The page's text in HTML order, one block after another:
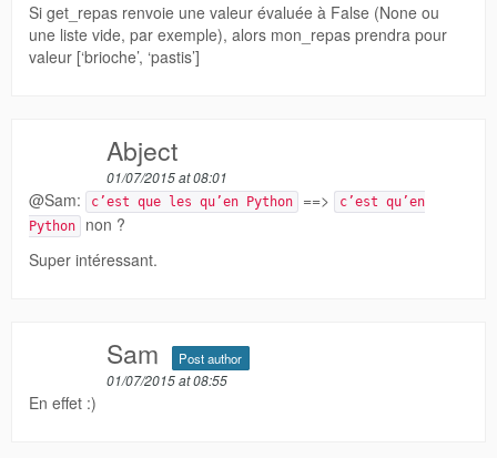
Si get_repas renvoie une valeur évaluée à False (None ou
une liste vide, par exemple), alors mon_repas prendra pour
valeur [‘brioche’, ‘pastis’]
Abject
01/07/2015 at 08:01
@Sam: c’est que les qu’en Python ==>
c’est qu’en
Python
non ?
Super intéressant.
Sam Post author
01/07/2015 at 08:55
En effet :)